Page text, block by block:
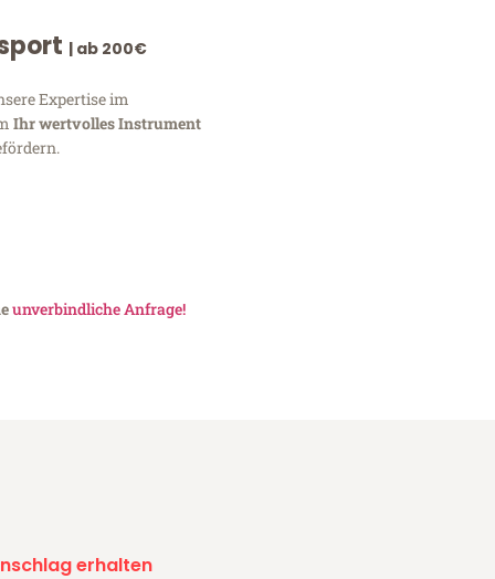
| ab 200€
Expertise im
Ihr wertvolles Instrument
unverbindliche Anfrage!
erhalten